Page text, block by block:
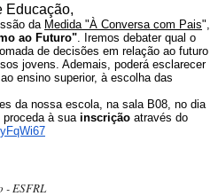
Educação,
da Medida "À Conversa com Pais",
ao Futuro"
Iremos debater qual o
de decisões em relação ao futuro
jovens. Ademais, poderá esclarecer
ensino superior, à escolha das
da nossa escola, na sala B08, no dia
proceda à sua inscrição através do
- ESFRL